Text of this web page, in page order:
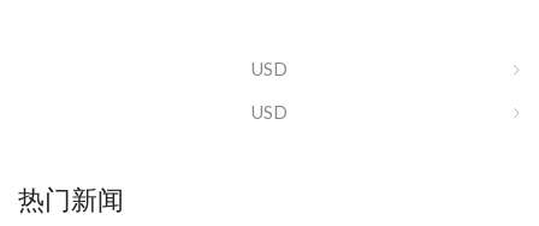
USD
USD
热门新闻